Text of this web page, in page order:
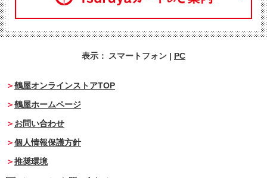
表示： スマートフォン | PC
鶴屋オンラインストアTOP
鶴屋ホームページ
お問い合わせ
個人情報保護方針
推奨環境